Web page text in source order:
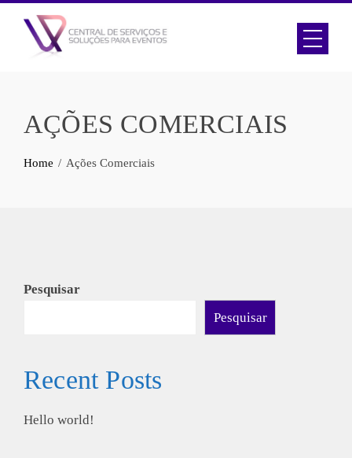
content
AÇÕES COMERCIAIS
Home Ações Comerciais
Pesquisar
Pesquisar
Recent Posts
Hello world!